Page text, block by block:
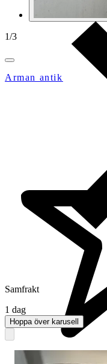
1/3
Arman antik
Samfrakt
1 dag
Hoppa över karusell